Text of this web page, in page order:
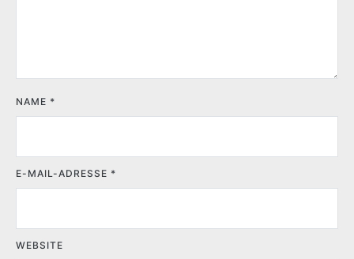
NAME *
E-MAIL-ADRESSE *
WEBSITE